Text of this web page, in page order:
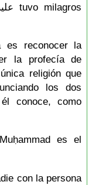
es reconocer la
la profecía de
religión que
los dos
conoce, como
es el
con la persona